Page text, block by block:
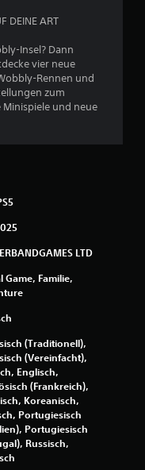
t
DEINE ART
Insel? Dann
vier neue
Rennen und
zum
und neue
LTD
Game, Familie,
(Traditionell),
(Vereinfacht),
Englisch,
(Frankreich),
Koreanisch,
Portugiesisch
Portugiesisch
Russisch,